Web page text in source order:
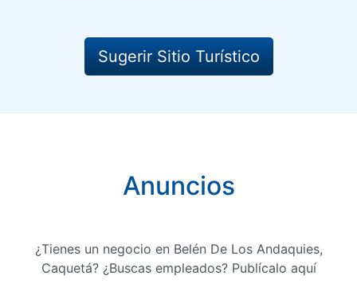
Sugerir Sitio Turístico
Anuncios
¿Tienes un negocio en Belén De Los Andaquies,
Caquetá? ¿Buscas empleados? Publícalo aquí